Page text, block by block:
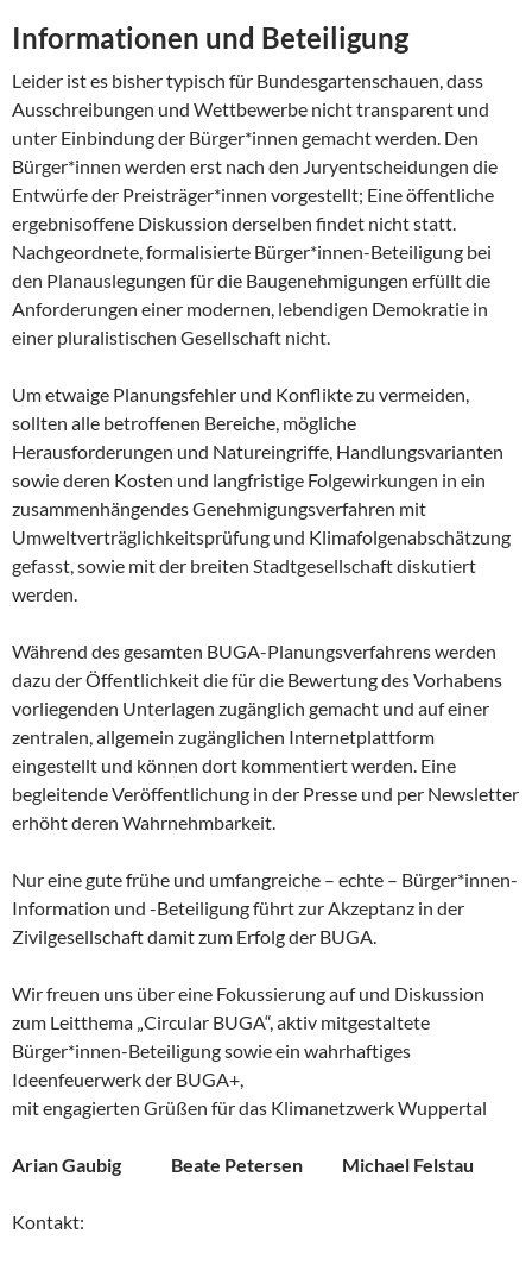
Informationen und Beteiligung
Leider ist es bisher typisch für Bundesgartenschauen, dass
Ausschreibungen und Wettbewerbe nicht transparent und
unter Einbindung der Bürger*innen gemacht werden. Den
Bürger*innen werden erst nach den Juryentscheidungen die
Entwürfe der Preisträger*innen vorgestellt; Eine öffentliche
ergebnisoffene Diskussion derselben findet nicht statt.
Nachgeordnete, formalisierte Bürger*innen-Beteiligung bei
den Planauslegungen für die Baugenehmigungen erfüllt die
Anforderungen einer modernen, lebendigen Demokratie in
einer pluralistischen Gesellschaft nicht.
Um etwaige Planungsfehler und Konflikte zu vermeiden,
sollten alle betroffenen Bereiche, mögliche
Herausforderungen und Natureingriffe, Handlungsvarianten
sowie deren Kosten und langfristige Folgewirkungen in ein
zusammenhängendes Genehmigungsverfahren mit
Umweltverträglichkeitsprüfung und Klimafolgenabschätzung
gefasst, sowie mit der breiten Stadtgesellschaft diskutiert
werden.
Während des gesamten BUGA-Planungsverfahrens werden
dazu der Öffentlichkeit die für die Bewertung des Vorhabens
vorliegenden Unterlagen zugänglich gemacht und auf einer
zentralen, allgemein zugänglichen Internetplattform
eingestellt und können dort kommentiert werden. Eine
begleitende Veröffentlichung in der Presse und per Newsletter
erhöht deren Wahrnehmbarkeit.
Nur eine gute frühe und umfangreiche – echte – Bürger*innen-
Information und -Beteiligung führt zur Akzeptanz in der
Zivilgesellschaft damit zum Erfolg der BUGA.
Wir freuen uns über eine Fokussierung auf und Diskussion
zum Leitthema „Circular BUGA“, aktiv mitgestaltete
Bürger*innen-Beteiligung sowie ein wahrhaftiges
Ideenfeuerwerk der BUGA+,
mit engagierten Grüßen für das Klimanetzwerk Wuppertal
Arian Gaubig Beate Petersen Michael Felstau
Kontakt: